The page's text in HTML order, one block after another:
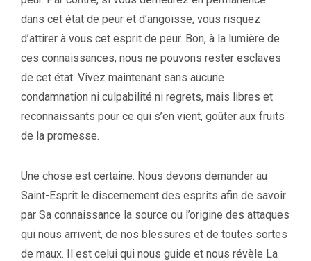
dans cet état de peur et d’angoisse, vous risquez
d’attirer à vous cet esprit de peur. Bon, à la lumière de
ces connaissances, nous ne pouvons rester esclaves
de cet état. Vivez maintenant sans aucune
condamnation ni culpabilité ni regrets, mais libres et
reconnaissants pour ce qui s’en vient, goûter aux fruits
de la promesse.
Une chose est certaine. Nous devons demander au
Saint-Esprit le discernement des esprits afin de savoir
par Sa connaissance la source ou l’origine des attaques
qui nous arrivent, de nos blessures et de toutes sortes
de maux. Il est celui qui nous guide et nous révèle La